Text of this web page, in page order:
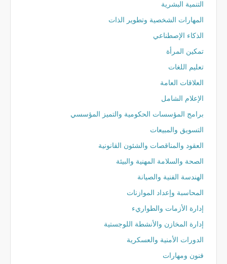
التنمية البشرية
المهارات الشخصية وتطوير الذات
الذكاء الإصطناعي
تمكين المرأة
تعليم اللغات
العلاقات العامة
الإعلام الشامل
برامج المؤسسات الحكومية والتميز المؤسسي
التسويق والمبيعات
العقود والمناقصات والشئون القانونية
الصحة والسلامة المهنية والبيئة
الهندسة الفنية والصيانة
المحاسبة وإعداد الموازنات
إدارة الأزمات والطواريء
إدارة المخازن والأنشطة اللوجستية
الدورات الأمنية والعسكرية
فنون ومهارات